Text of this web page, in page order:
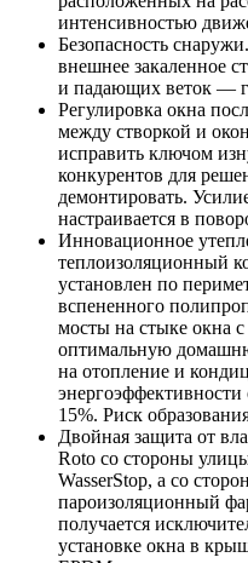
интенсивностью
Безопасность
внешнее закаленное
и падающих веток —
Регулировка окна
между створкой и
исправить ключом
конкурентов для
демонтировать.
настраивается в
Инновационное
теплоизоляционный
установлен по
вспененного
мосты на стыке окна
оптимальную
на отопление и
15%. Риск
Двойная защита от
Roto со стороны
WasserStop, а со
пароизоляционный
получается
установке окна в